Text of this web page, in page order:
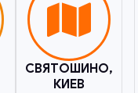
СВЯТОШИНО,
КИЕВ